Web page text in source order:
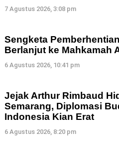
7 Agustus 2026, 3:08 pm
Sengketa
Berlanjut ke Mahkamah
6 Agustus 2026, 10:41 pm
Jejak Arthur Rimbaud
Semarang, Diplomasi
Indonesia Kian Erat
6 Agustus 2026, 8:20 pm